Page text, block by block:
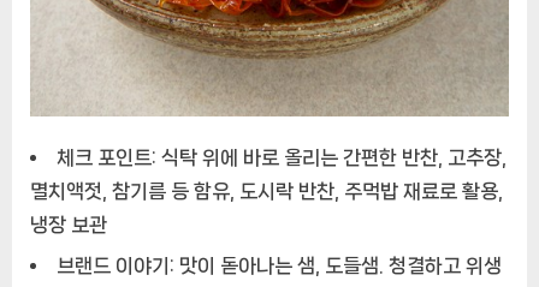
체크 포인트: 식탁 위에 바로 올리는 간편한 반찬, 고추장,
멸치액젓, 참기름 등 함유, 도시락 반찬, 주먹밥 재료로 활용,
냉장 보관
브랜드 이야기: 맛이 돋아나는 샘, 도들샘. 청결하고 위생